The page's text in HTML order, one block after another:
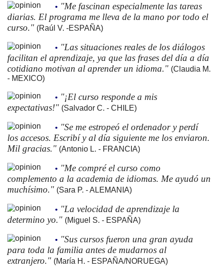
• "Me fascinan especialmente las tareas
diarias. El programa me lleva de la mano por todo el
curso." (Raúl V. -ESPAÑA)
• "Las situaciones reales de los diálogos
facilitan el aprendizaje, ya que las frases del día a día
cotidiano motivan al aprender un idioma." (Claudia M.
- MEXICO)
• "¡El curso responde a mis
expectativas!" (Salvador C. - CHILE)
• "Se me estropeó el ordenador y perdí
los accesos. Escribí y al día siguiente me los enviaron.
Mil gracias." (Antonio L. - FRANCIA)
• "Me compré el curso como
complemento a la academia de idiomas. Me ayudó un
muchísimo." (Sara P. - ALEMANIA)
• "La velocidad de aprendizaje la
determino yo." (Miguel S. - ESPAÑA)
• "Sus cursos fueron una gran ayuda
para toda la familia antes de mudarnos al
extranjero." (María H. - ESPAÑA/NORUEGA)